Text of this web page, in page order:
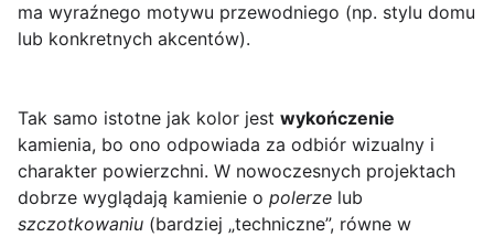
ma wyraźnego motywu przewodniego (np. stylu domu
lub konkretnych akcentów).
Tak samo istotne jak kolor jest wykończenie
kamienia, bo ono odpowiada za odbiór wizualny i
charakter powierzchni. W nowoczesnych projektach
dobrze wyglądają kamienie o polerze lub
szczotkowaniu (bardziej „techniczne”, równe w